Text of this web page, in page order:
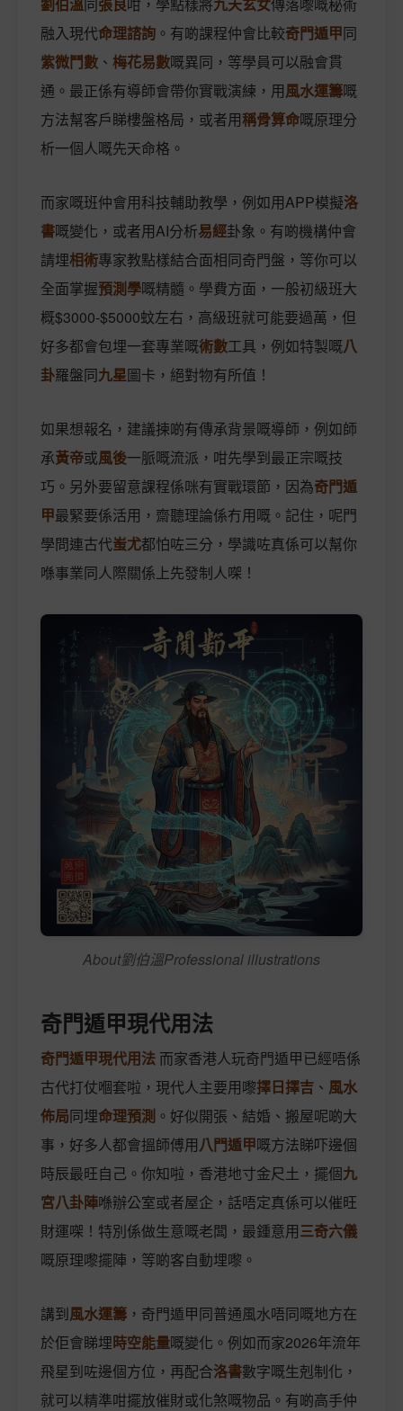
融入現代命理諮詢 。有啲課程仲會比較奇門遁甲同
紫微鬥數 、 梅花易數嘅異同，等學員可以融會貫
通。最正係有導師會帶你實戰演練，用風水運籌嘅
方法幫客戶睇樓盤格局，或者用稱骨算命嘅原理分
析一個人嘅先天命格。
而家嘅班仲會用科技輔助教學，例如用APP模擬洛
書嘅變化，或者用AI分析易經卦象。有啲機構仲會
請埋相術專家教點樣結合面相同奇門盤，等你可以
全面掌握預測學嘅精髓。學費方面，一般初級班大
概$3000-$5000蚊左右，高級班就可能要過萬，但
好多都會包埋一套專業嘅術數工具，例如特製嘅八
卦羅盤同九星圖卡，絕對物有所值！
如果想報名，建議揀啲有傳承背景嘅導師，例如師
承黃帝或風後一脈嘅流派，咁先學到最正宗嘅技
巧。另外要留意課程係咪有實戰環節，因為奇門遁
甲最緊要係活用，齋聽理論係冇用嘅。記住，呢門
學問連古代蚩尤都怕咗三分，學識咗真係可以幫你
喺事業同人際關係上先發制人㗎！
About劉伯溫Professional illustrations
奇門遁甲現代用法
奇門遁甲現代用法 而家香港人玩奇門遁甲已經唔係
古代打仗嗰套啦，現代人主要用嚟擇日擇吉 、 風水
佈局同埋命理預測 。好似開張、結婚、搬屋呢啲大
事，好多人都會搵師傅用八門遁甲嘅方法睇吓邊個
時辰最旺自己。你知啦，香港地寸金尺土，擺個九
宮八卦陣喺辦公室或者屋企，話唔定真係可以催旺
財運㗎！特別係做生意嘅老闆，最鍾意用三奇六儀
嘅原理嚟擺陣，等啲客自動埋嚟。
講到風水運籌 ，奇門遁甲同普通風水唔同嘅地方在
於佢會睇埋時空能量嘅變化。例如而家2026年流年
飛星到咗邊個方位，再配合洛書數字嘅生剋制化，
就可以精準咁擺放催財或化煞嘅物品。有啲高手仲